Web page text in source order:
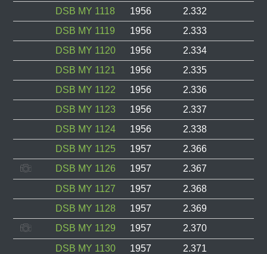
DSB MY 1118 1956 2.332
DSB MY 1119
1956 2.333
DSB MY 1120
1956 2.334
DSB MY 1121
1956 2.335
DSB MY 1122
1956 2.336
DSB MY 1123
1956 2.337
DSB MY 1124
1956 2.338
DSB MY 1125
1957 2.366
DSB MY 1126
1957 2.367
DSB MY 1127
1957 2.368
DSB MY 1128
1957 2.369
DSB MY 1129
1957 2.370
DSB MY 1130
1957 2.371